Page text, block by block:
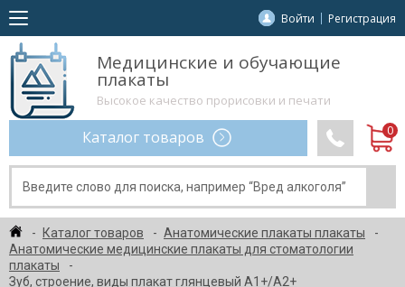
Войти Регистрация
Медицинские и обучающие
плакаты
Высокое качество прорисовки и печати
Каталог товаров
Каталог товаров
Анатомические плакаты плакаты
Анатомические медицинские плакаты для стоматологии
плакаты
Зуб, строение, виды плакат глянцевый А1+/А2+